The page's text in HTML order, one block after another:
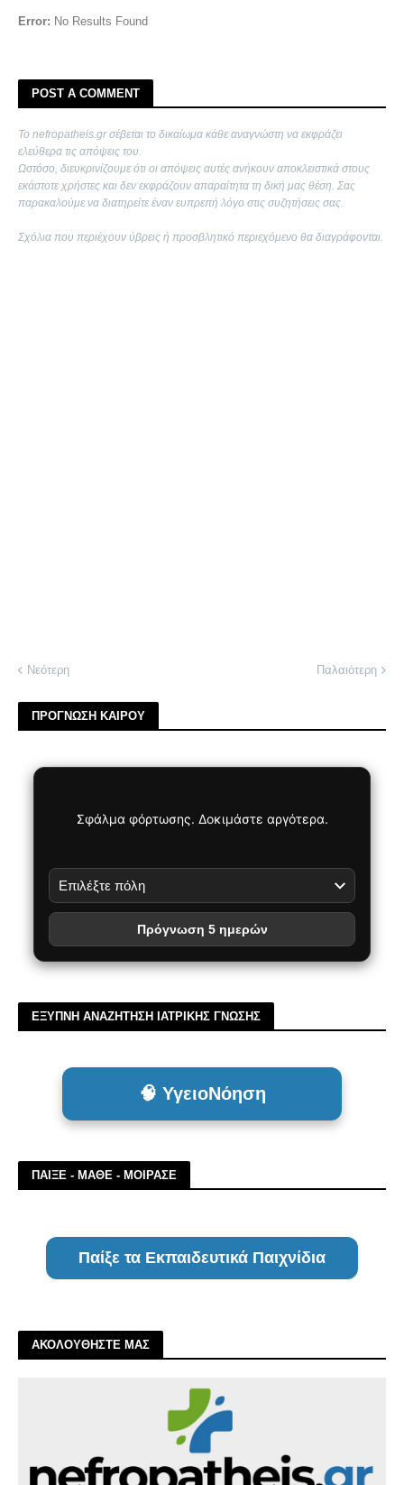
Error: No Results Found
POST A COMMENT
Το nefropatheis.gr σέβεται το δικαίωμα κάθε αναγνώστη να εκφράζει
ελεύθερα τις απόψεις του.
Ωστόσο, διευκρινίζουμε ότι οι απόψεις αυτές ανήκουν αποκλειστικά στους
εκάστοτε χρήστες και δεν εκφράζουν απαραίτητα τη δική μας θέση. Σας
παρακαλούμε να διατηρείτε έναν ευπρεπή λόγο στις συζητήσεις σας.
Σχόλια που περιέχουν ύβρεις ή προσβλητικό περιεχόμενο θα διαγράφονται.
Νεότερη Παλαιότερη
ΠΡΟΓΝΩΣΗ ΚΑΙΡΟΥ
Σφάλμα φόρτωσης. Δοκιμάστε αργότερα.
Πρόγνωση 5 ημερών
ΕΞΥΠΝΗ ΑΝΑΖΗΤΗΣΗ ΙΑΤΡΙΚΗΣ ΓΝΩΣΗΣ
🧠 ΥγειοΝόηση
ΠΑΙΞΕ - ΜΑΘΕ - ΜΟΙΡΑΣΕ
Παίξε τα Εκπαιδευτικά Παιχνίδια
ΑΚΟΛΟΥΘΗΣΤΕ ΜΑΣ